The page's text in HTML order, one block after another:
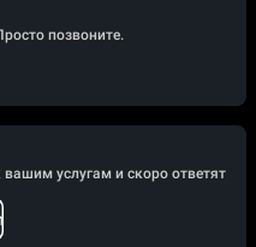
позвоните.
услугам и скоро ответят